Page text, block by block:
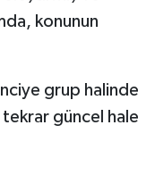
konunun
grup halinde
tekrar güncel hale